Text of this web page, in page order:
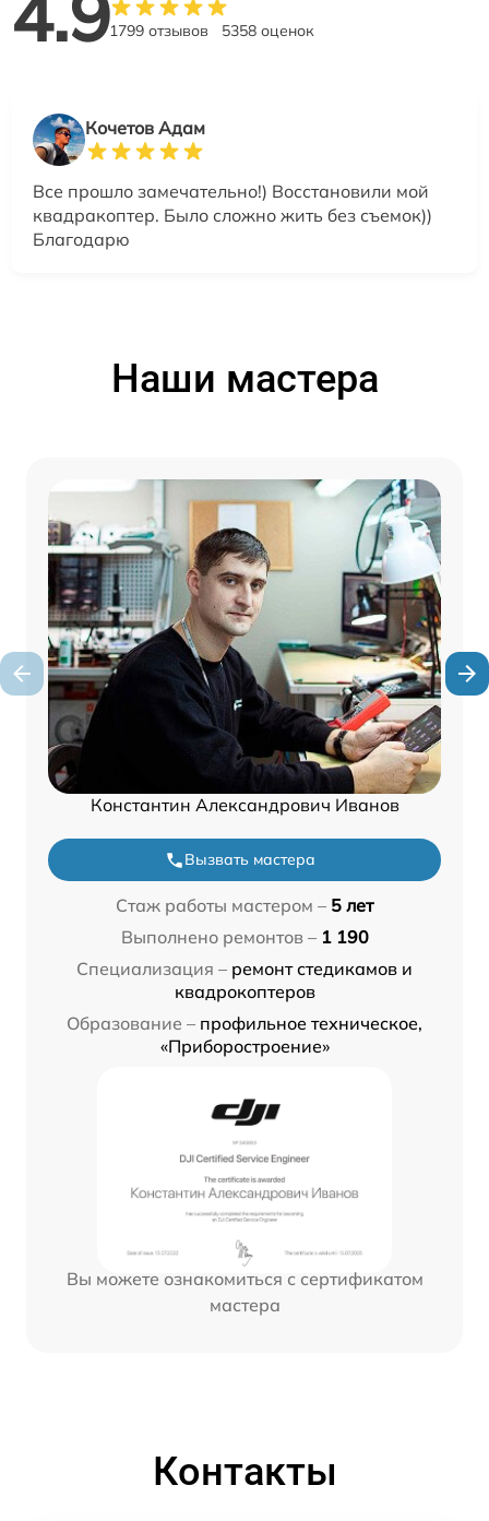
1799 отзывов 5358 оценок
Кочетов Адам
Все прошло замечательно!) Восстановили мой
квадракоптер. Было сложно жить без съемок))
Благодарю
Наши мастера
Константин Александрович Иванов
Вызвать мастера
Стаж работы мастером – 5 лет
Выполнено ремонтов – 1 190
Специализация – ремонт стедикамов и
квадрокоптеров
Образование – профильное техническое,
«Приборостроение»
Вы можете ознакомиться с сертификатом
мастера
Контакты